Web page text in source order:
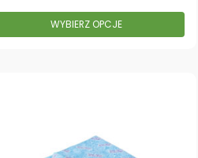
WYBIERZ OPCJE